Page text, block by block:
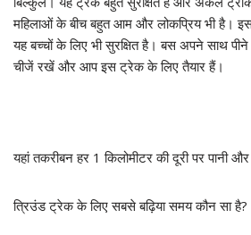
महिलाओं के बीच बहुत आम और लोकप्रिय भी है।
यह बच्चों के लिए भी सुरक्षित है। बस अपने साथ
चीजें रखें और आप इस ट्रेक के लिए तैयार हैं।
यहां तकरीबन हर 1 किलोमीटर की दूरी पर पानी
त्रिउंड ट्रेक के लिए सबसे बढ़िया समय कौन सा है?